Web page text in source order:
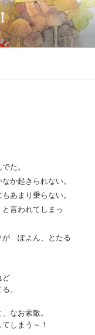
た。
か起きられない。
あまり乗らない。
言われてしまっ
が ぽよん、とたる
ど
。
なお素敵。
しまう～！